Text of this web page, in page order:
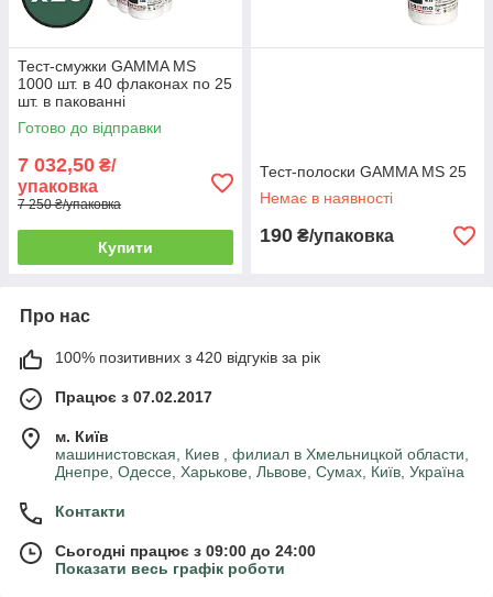
Тест-смужки GAMMA MS
1000 шт. в 40 флаконах по 25
шт. в пакованні
Готово до відправки
7 032,50 ₴/
упаковка
7 250 ₴/упаковка
Купити
Тест-полоски GAMMA MS 25
Немає в наявності
190 ₴/упаковка
Про нас
100% позитивних з 420 відгуків за рік
Працює з 07.02.2017
м. Київ
машинистовская, Киев , филиал в Хмельницкой области,
Днепре, Одессе, Харькове, Львове, Сумах, Київ, Україна
Контакти
Сьогодні працює з 09:00 до 24:00
Показати весь графік роботи